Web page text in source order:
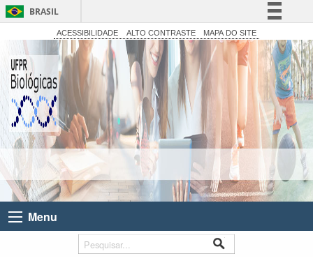
BRASIL
Simplifique!
Comunica BR
Participe
Acesso à informação
Legislação
Canais
ACESSIBILIDADE ALTO CONTRASTE MAPA DO SITE
Menu